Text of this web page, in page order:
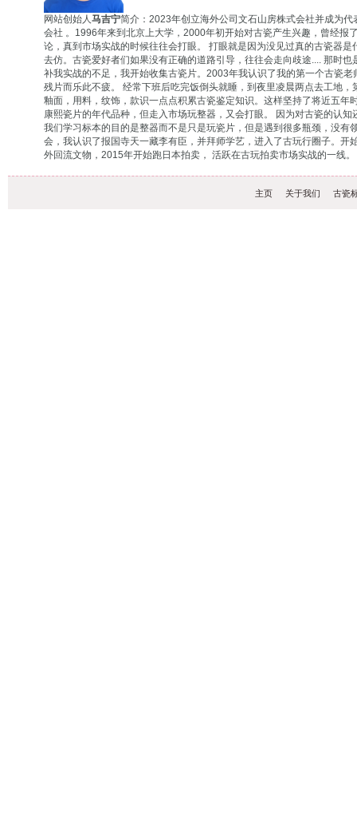
网站创始人马吉宁简介：2023年创立海外公司文石山房株式会社并成为
会社 。1996年来到北京上大学，2000年初开始对古瓷产生兴趣，曾经
论，真到市场实战的时候往往会打眼。 打眼就是因为没见过真的古瓷器
去仿。古瓷爱好者们如果没有正确的道路引导，往往会走向歧途.... 那时
补我实战的不足，我开始收集古瓷片。2003年我认识了我的第一个古瓷
残片而乐此不疲。 经常下班后吃完饭倒头就睡，到夜里凌晨两点去工地
釉面，用料，纹饰，款识一点点积累古瓷鉴定知识。这样坚持了将近五
康熙瓷片的年代品种，但走入市场玩整器，又会打眼。 因为对古瓷的认
我们学习标本的目的是整器而不是只是玩瓷片，但是遇到很多瓶颈，没
会，我认识了报国寺天一藏李有臣，并拜师学艺，进入了古玩行圈子。
外回流文物，2015年开始跑日本拍卖， 活跃在古玩拍卖市场实战的一线。
主页 关于我们 古瓷